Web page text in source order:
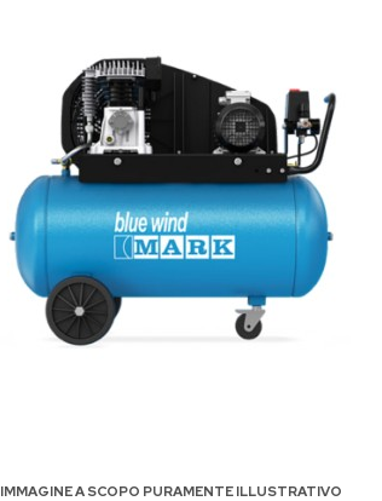
IMMAGINE A SCOPO PURAMENTE ILLUSTRATIVO